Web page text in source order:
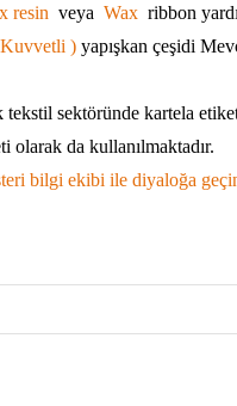
resin veya Wax ribbon
) yapışkan çeşidi
tekstil sektöründe kartela
olarak da kullanılmaktadır.
bilgi ekibi ile diyaloğa